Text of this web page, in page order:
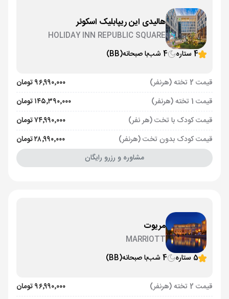
هالیدی این ریپابلیک اسکوئر
HOLIDAY INN REPUBLIC SQUARE
4 ستاره
4 شب با صبحانه(BB)
قیمت 2 تخته (هرنفر)
۹۶٬۹۹۰٬۰۰۰ تومان
قیمت 1 تخته (هرنفر)
۱۴۵٬۳۹۰٬۰۰۰ تومان
قیمت کودک با تخت (هر نفر)
۷۴٬۹۹۰٬۰۰۰ تومان
قیمت کودک بدون تخت (هرنفر)
۲۸٬۹۹۰٬۰۰۰ تومان
مشاوره و رزرو رایگان
مریوت
MARRIOTT
5 ستاره
4 شب با صبحانه(BB)
قیمت 2 تخته (هرنفر)
۹۶٬۹۹۰٬۰۰۰ تومان